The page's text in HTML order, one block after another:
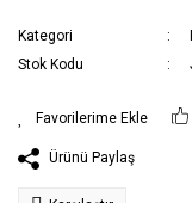
Kategori
Stok Kodu
Ürünü Paylaş